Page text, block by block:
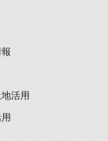
活用